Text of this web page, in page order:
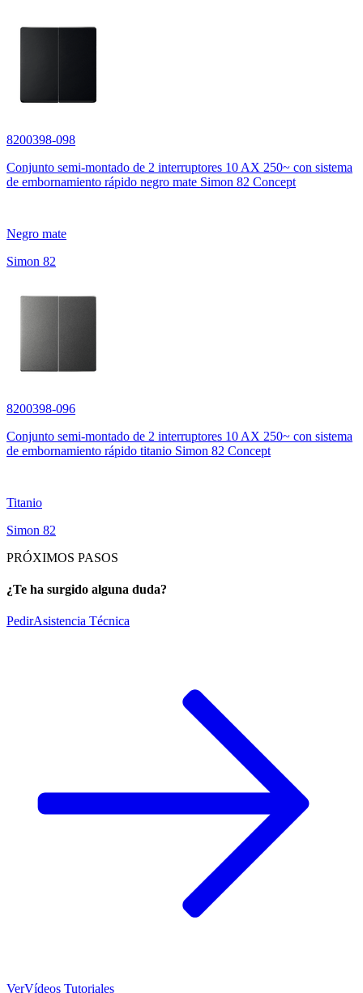
8200398-098
Conjunto semi-montado de 2 interruptores 10 AX 250~ con sistema
de embornamiento rápido negro mate Simon 82 Concept
Negro mate
Simon 82
8200398-096
Conjunto semi-montado de 2 interruptores 10 AX 250~ con sistema
de embornamiento rápido titanio Simon 82 Concept
Titanio
Simon 82
PRÓXIMOS PASOS
¿Te ha surgido alguna duda?
PedirAsistencia Técnica
VerVídeos Tutoriales